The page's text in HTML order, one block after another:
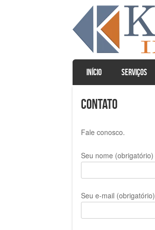
Menu
SKIP TO CONTENT
INÍCIO SERVIÇOS
Contato
Fale conosco.
Seu nome (obrigatório)
Seu e-mail (obrigatório)